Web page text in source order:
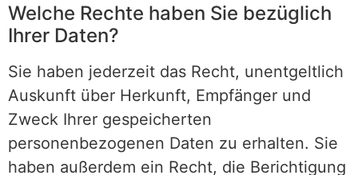
Welche Rechte haben Sie bezüglich
Ihrer Daten?
Sie haben jederzeit das Recht, unentgeltlich
Auskunft über Herkunft, Empfänger und
Zweck Ihrer gespeicherten
personenbezogenen Daten zu erhalten. Sie
haben außerdem ein Recht, die Berichtigung